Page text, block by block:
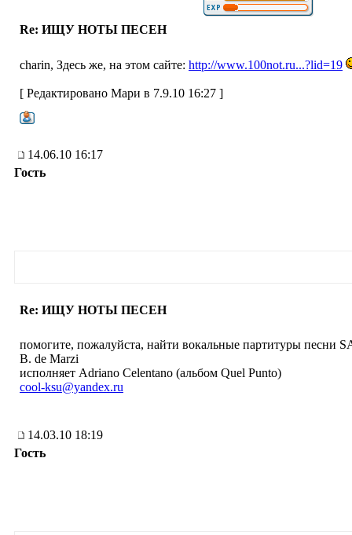
Re: ИЩУ НОТЫ ПЕСЕН
charin, Здесь же, на этом сайте: http://www.100not.ru...?lid=19
[ Редактировано Мари в 7.9.10 16:27 ]
14.06.10 16:17
Гость
Re: ИЩУ НОТЫ ПЕСЕН
помогите, пожалуйста, найти вокальные партитуры песни
B. de Marzi
исполняет Adriano Celentano (альбом Quel Punto)
cool-ksu@yandex.ru
14.03.10 18:19
Гость